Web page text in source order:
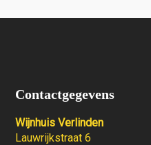
Contactgegevens
Wijnhuis Verlinden
Lauwrijkstraat 6